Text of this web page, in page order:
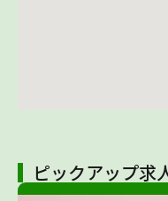
ピックアップ求